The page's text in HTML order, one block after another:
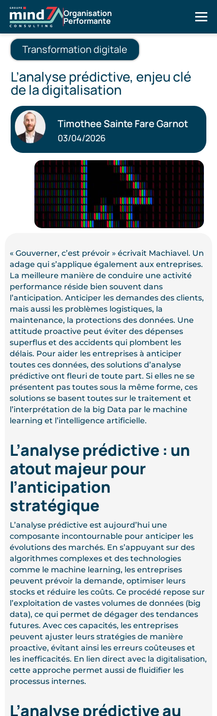
Organisation
Performante
Transformation digitale
L’analyse prédictive, enjeu clé
de la digitalisation
Timothee Sainte Fare Garnot
03/04/2026
« Gouverner, c’est prévoir » écrivait Machiavel. Un
adage qui s’applique également aux entreprises.
La meilleure manière de conduire une activité
performance réside bien souvent dans
l’anticipation. Anticiper les demandes des clients,
mais aussi les problèmes logistiques, la
maintenance, la protections des données. Une
attitude proactive peut éviter des dépenses
superflus et des accidents qui plombent les
délais. Pour aider les entreprises à anticiper
toutes ces données, des solutions d’analyse
prédictive ont fleuri de toute part. Si elles ne se
présentent pas toutes sous la même forme, ces
solutions se basent toutes sur le traitement et
l’interprétation de la big Data par le machine
learning et l’intelligence artificielle.
L’analyse prédictive : un
atout majeur pour
l’anticipation
stratégique
L’analyse prédictive est aujourd’hui une
composante incontournable pour anticiper les
évolutions des marchés. En s’appuyant sur des
algorithmes complexes et des technologies
comme le machine learning, les entreprises
peuvent prévoir la demande, optimiser leurs
stocks et réduire les coûts. Ce procédé repose sur
l’exploitation de vastes volumes de données (big
data), ce qui permet de dégager des tendances
futures. Avec ces capacités, les entreprises
peuvent ajuster leurs stratégies de manière
proactive, évitant ainsi les erreurs coûteuses et
les inefficacités. En lien direct avec la digitalisation,
cette approche permet aussi de fluidifier les
processus internes.
L’analyse prédictive au